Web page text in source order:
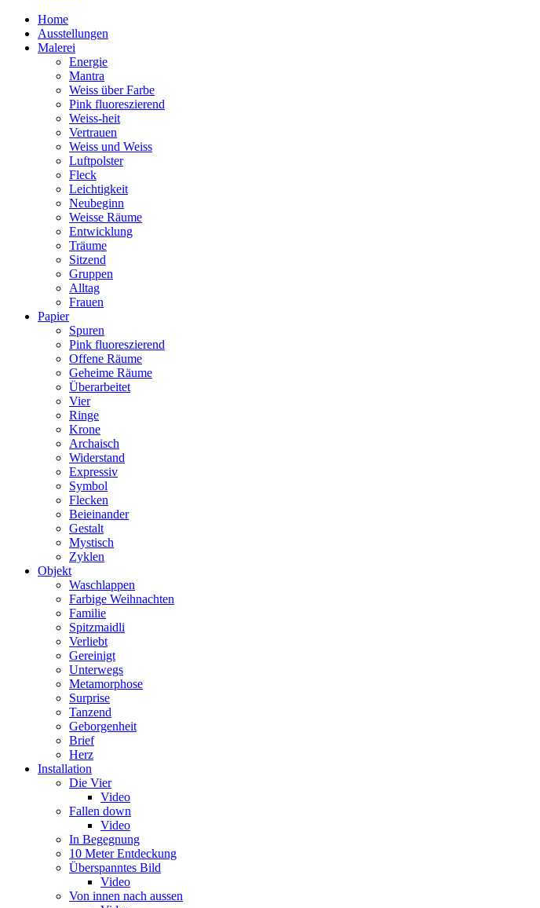
Home
Ausstellungen
Malerei
Energie
Mantra
Weiss über Farbe
Pink fluoreszierend
Weiss-heit
Vertrauen
Weiss und Weiss
Luftpolster
Fleck
Leichtigkeit
Neubeginn
Weisse Räume
Entwicklung
Träume
Sitzend
Gruppen
Alltag
Frauen
Papier
Spuren
Pink fluoreszierend
Offene Räume
Geheime Räume
Überarbeitet
Vier
Ringe
Krone
Archaisch
Widerstand
Expressiv
Symbol
Flecken
Beieinander
Gestalt
Mystisch
Zyklen
Objekt
Waschlappen
Farbige Weihnachten
Familie
Spitzmaidli
Verliebt
Gereinigt
Unterwegs
Metamorphose
Surprise
Tanzend
Geborgenheit
Brief
Herz
Installation
Die Vier
Video
Fallen down
Video
In Begegnung
10 Meter Entdeckung
Überspanntes Bild
Video
Von innen nach aussen